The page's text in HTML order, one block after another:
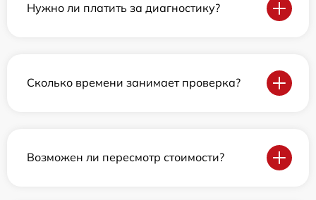
Нужно ли платить за диагностику?
Сколько времени занимает проверка?
Возможен ли пересмотр стоимости?